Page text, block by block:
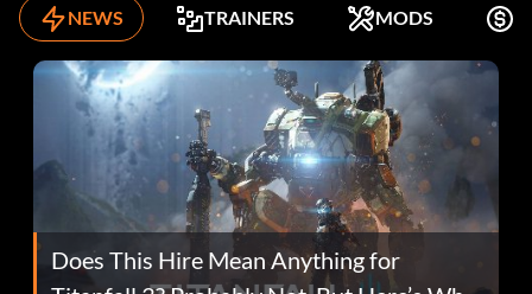
NEWS TRAINERS MODS
Does This Hire Mean Anything for